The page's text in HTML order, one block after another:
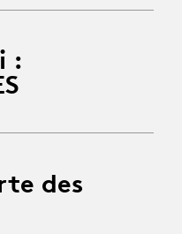
:
des